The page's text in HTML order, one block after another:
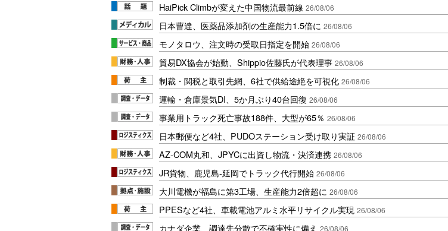
HaiPick Climbが変えた中国物流最前線 26/08/06
日本曹達、医薬品添加剤の生産能力1.5倍に 26/08/06
モノタロウ、注文時の受取日指定を開始 26/08/06
貿易DX協会が始動、Shippio佐藤氏が代表理事 26/08/06
制裁・関税と取引先網、6社で供給途絶を可視化 26/08/06
運輸・倉庫景気DI、5か月ぶり40台回復 26/08/06
事業用トラック死亡事故188件、大型が65％ 26/08/06
日本郵便など4社、PUDOステーション受け取り実証 26/08/06
AZ-COM丸和、JPYCに出資し物流・決済連携 26/08/06
JR貨物、鹿児島-延岡でトラック代行開始 26/08/06
大川電機が福島に第3工場、生産能力2倍超に 26/08/06
PPESなど4社、車載電池アルミ水平リサイクル実現 26/08/06
カナダ企業、調達先分散で不確実性に備え 26/08/06